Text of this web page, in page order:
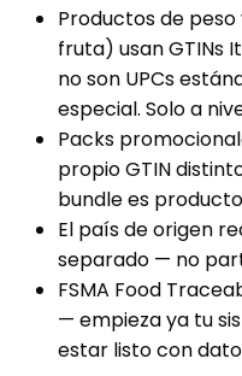
Productos de
fruta) usan GTINs
no son UPCs
especial. Solo a
Packs
propio GTIN
bundle es
El país de origen
separado — no
FSMA Food
— empieza ya tu
estar listo con